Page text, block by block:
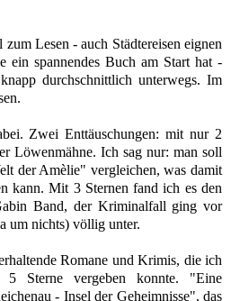
Lesen - auch Städtereisen eignen
ein spannendes Buch am Start hat -
durchschnittlich unterwegs. Im
Zwei Enttäuschungen: mit nur 2
Löwenmähne. Ich sag nur: man soll
der Amèlie" vergleichen, was damit
kann. Mit 3 Sternen fand ich es den
Band, der Kriminalfall ging vor
um nichts) völlig unter.
Romane und Krimis, die ich
Sterne vergeben konnte. "Eine
- Insel der Geheimnisse", das